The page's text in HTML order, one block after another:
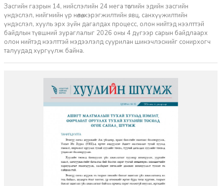
Засгийн газрын 14, нийслэлийн 24 мега төслийн эдийн засгийн
үндэслэл, нийгмийн үр нөлөө, хэрэгжилтийн явц, санхүүжилтийн
үндэслэл, хууль эрх зүйн дагалдах процесс, олон нийтэд нээлттэй
байдлын түвшний зураглалыг 2026 оны 4 дүгээр сарын байдлаарх
олон нийтэд нээлттэй мэдээлэлд суурилан шинэчлэснийг сонирхогч
талуудад хүргүүлж байна.